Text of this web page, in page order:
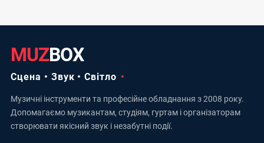
MUZBOX
Сцена • Звук • Світло
Музичні інструменти та професійне обладнання з 2008 року.
Допомагаємо музикантам, студіям, гуртам і організаторам
створювати якісний звук і незабутні події.